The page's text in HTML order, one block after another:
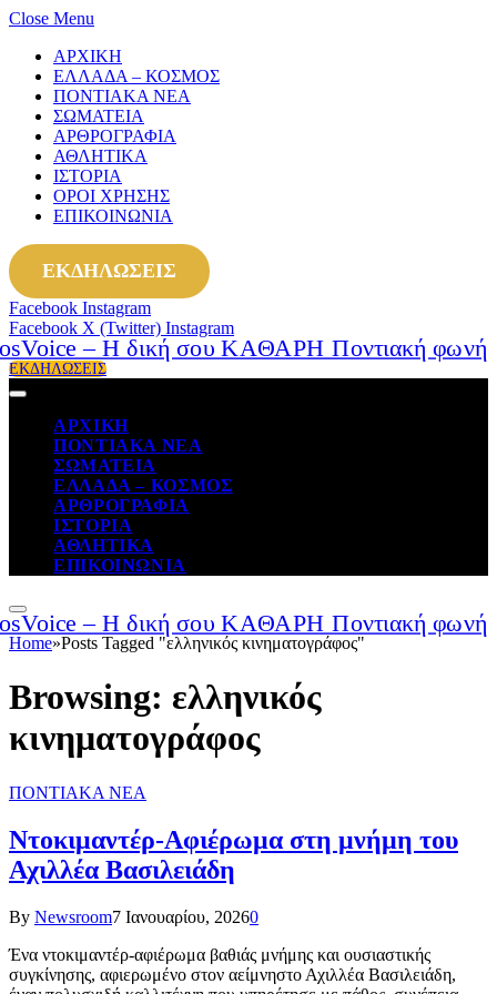
Close Menu
ΑΡΧΙΚΗ
ΕΛΛΑΔΑ – ΚΟΣΜΟΣ
ΠΟΝΤΙΑΚΑ ΝΕΑ
ΣΩΜΑΤΕΙΑ
ΑΡΘΡΟΓΡΑΦΙΑ
ΑΘΛΗΤΙΚΑ
ΙΣΤΟΡΙΑ
ΟΡΟΙ ΧΡΗΣΗΣ
ΕΠΙΚΟΙΝΩΝΙΑ
ΕΚΔΗΛΩΣΕΙΣ
Facebook Instagram
Facebook X (Twitter) Instagram
ΕΚΔΗΛΩΣΕΙΣ
ΑΡΧΙΚΗ
ΠΟΝΤΙΑΚΑ ΝΕΑ
ΣΩΜΑΤΕΙΑ
ΕΛΛΑΔΑ – ΚΟΣΜΟΣ
ΑΡΘΡΟΓΡΑΦΙΑ
ΙΣΤΟΡΙΑ
ΑΘΛΗΤΙΚΑ
ΕΠΙΚΟΙΝΩΝΙΑ
Home»Posts Tagged "ελληνικός κινηματογράφος"
Browsing: ελληνικός
κινηματογράφος
ΠΟΝΤΙΑΚΑ ΝΕΑ
Ντοκιμαντέρ-Αφιέρωμα στη μνήμη του
Αχιλλέα Βασιλειάδη
By Newsroom7 Ιανουαρίου, 20260
Ένα ντοκιμαντέρ-αφιέρωμα βαθιάς μνήμης και ουσιαστικής
συγκίνησης, αφιερωμένο στον αείμνηστο Αχιλλέα Βασιλειάδη,